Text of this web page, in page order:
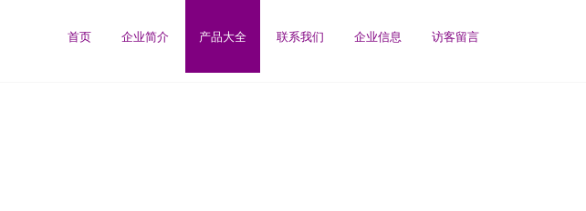
首页 企业简介 产品大全 联系我们 企业信息 访客留言